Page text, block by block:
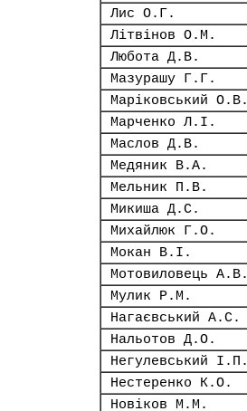
Лис О.Г.
Літвінов О.М.
Любота Д.В.
Мазурашу Г.Г.
Маріковський О.В.
Марченко Л.І.
Маслов Д.В.
Медяник В.А.
Мельник П.В.
Микиша Д.С.
Михайлюк Г.О.
Мокан В.І.
Мотовиловець А.В.
Мулик Р.М.
Нагаєвський А.С.
Нальотов Д.О.
Негулевський І.П.
Нестеренко К.О.
Новіков М.М.